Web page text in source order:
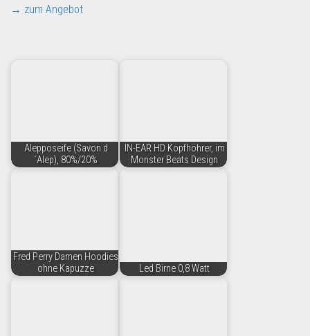
→ zum Angebot
Alepposeife (Savon d
´Alep), 80%/20%
IN-EAR HD Kopfhöhrer, im
Monster Beats Design
Fred Perry Damen Hoodies
ohne Kapuzze
Led Birne 0,8 Watt